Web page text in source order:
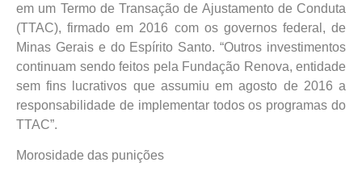
em um Termo de Transação de Ajustamento de Conduta
(TTAC), firmado em 2016 com os governos federal, de
Minas Gerais e do Espírito Santo. “Outros investimentos
continuam sendo feitos pela Fundação Renova, entidade
sem fins lucrativos que assumiu em agosto de 2016 a
responsabilidade de implementar todos os programas do
TTAC”.
Morosidade das punições